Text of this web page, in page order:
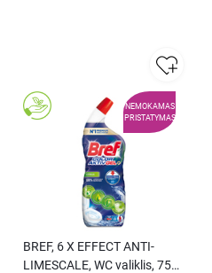
NEMOKAMAS
PRISTATYMAS
BREF, 6 X EFFECT ANTI-
LIMESCALE, WC valiklis, 750